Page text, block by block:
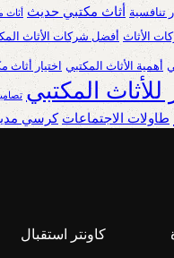
تنافسية أثاث مكتبي حديث أثاث
الأثاث أفضل شركات الأثاث
أهمية الأثاث المكتبي اختيار أثاث
المكتبي
طاولات الاجتماعات كرسي
كاونتر استقبال